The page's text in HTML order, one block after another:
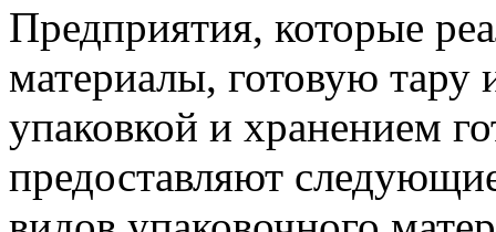
Предприятия, которые
материалы, готовую тару
упаковкой и хранением
предоставляют